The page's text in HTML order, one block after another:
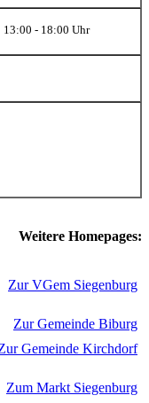
13:00 - 18:00 Uhr
Weitere Homepages:
Zur VGem Siegenburg
Zur Gemeinde Biburg
Gemeinde Kirchdorf
Zum Markt Siegenburg